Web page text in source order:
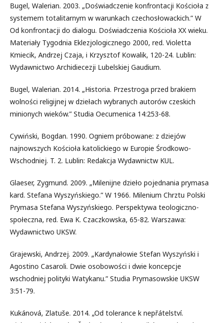
Bugel, Walerian. 2003. „Doświadczenie konfrontacji Kościoła z
systemem totalitarnym w warunkach czechosłowackich.” W
Od konfrontacji do dialogu. Doświadczenia Kościoła XX wieku.
Materiały Tygodnia Eklezjologicznego 2000, red. Violetta
Kmiecik, Andrzej Czaja, i Krzysztof Kowalik, 120-24. Lublin:
Wydawnictwo Archidiecezji Lubelskiej Gaudium.
Bugel, Walerian. 2014. „Historia. Przestroga przed brakiem
wolności religijnej w dziełach wybranych autorów czeskich
minionych wieków.” Studia Oecumenica 14:253-68.
Cywiński, Bogdan. 1990. Ogniem próbowane: z dziejów
najnowszych Kościoła katolickiego w Europie Środkowo-
Wschodniej. T. 2. Lublin: Redakcja Wydawnictw KUL.
Glaeser, Zygmund. 2009. „Milenijne dzieło pojednania prymasa
kard. Stefana Wyszyńskiego.” W 1966. Milenium Chrztu Polski
Prymasa Stefana Wyszyńskiego. Perspektywa teologiczno-
społeczna, red. Ewa K. Czaczkowska, 65-82. Warszawa:
Wydawnictwo UKSW.
Grajewski, Andrzej. 2009. „Kardynałowie Stefan Wyszyński i
Agostino Casaroli. Dwie osobowości i dwie koncepcje
wschodniej polityki Watykanu.” Studia Prymasowskie UKSW
3:51-79.
Kukánová, Zlatuše. 2014. „Od tolerance k nepřátelství.